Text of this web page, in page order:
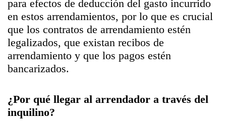
para efectos de deducción del gasto incurrido
en estos arrendamientos, por lo que es crucial
que los contratos de arrendamiento estén
legalizados, que existan recibos de
arrendamiento y que los pagos estén
bancarizados.
¿Por qué llegar al arrendador a través del
inquilino?